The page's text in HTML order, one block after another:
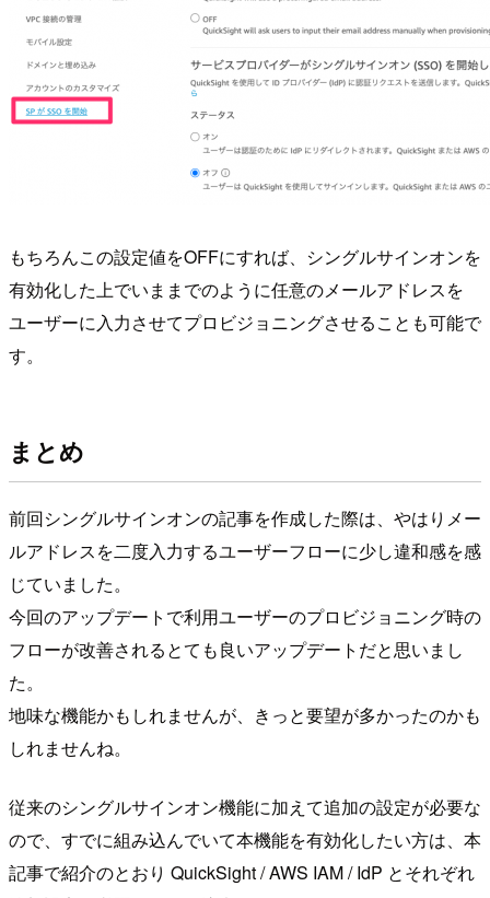
もちろんこの設定値をOFFにすれば、シングルサインオンを
有効化した上でいままでのように任意のメールアドレスを
ユーザーに入力させてプロビジョニングさせることも可能で
す。
まとめ
前回シングルサインオンの記事を作成した際は、やはりメー
ルアドレスを二度入力するユーザーフローに少し違和感を感
じていました。
今回のアップデートで利用ユーザーのプロビジョニング時の
フローが改善されるとても良いアップデートだと思いまし
た。
地味な機能かもしれませんが、きっと要望が多かったのかも
しれませんね。
従来のシングルサインオン機能に加えて追加の設定が必要な
ので、すでに組み込んでいて本機能を有効化したい方は、本
記事で紹介のとおり QuickSight / AWS IAM / IdP とそれぞれ